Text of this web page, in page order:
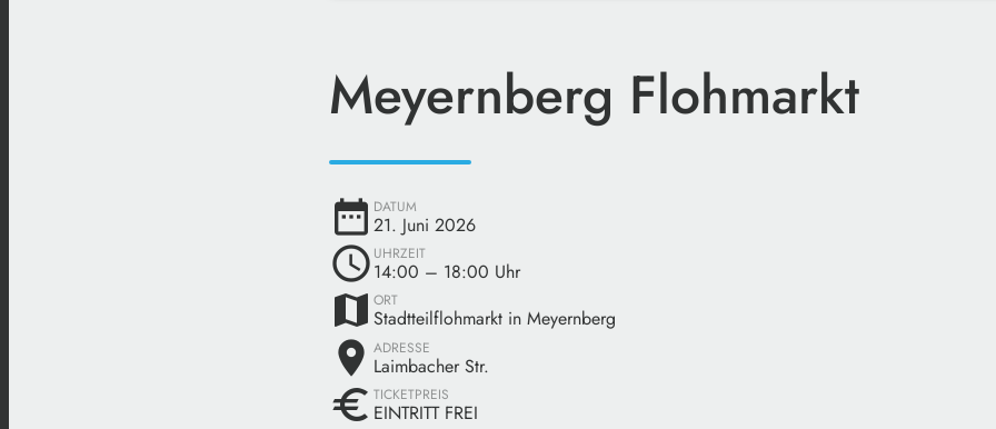
Meyernberg Flohmarkt
date_range DATUM
21. Juni 2026
schedule UHRZEIT
14:00 – 18:00 Uhr
map ORT
Stadtteilflohmarkt in Meyernberg
place ADRESSE
Laimbacher Str.
euro TICKETPREIS
EINTRITT FREI